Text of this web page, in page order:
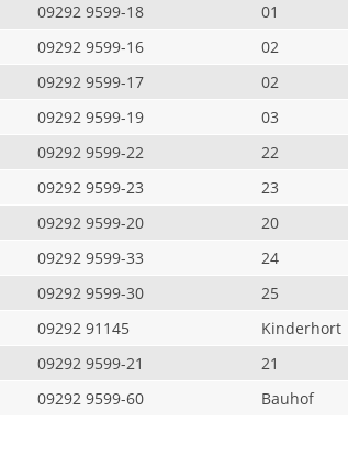
09292 9599-18 01
09292 9599-16 02
09292 9599-17 02
09292 9599-19 03
09292 9599-22 22
09292 9599-23 23
09292 9599-20 20
09292 9599-33 24
09292 9599-30 25
09292 91145 Kinderhort
09292 9599-21 21
09292 9599-60 Bauhof